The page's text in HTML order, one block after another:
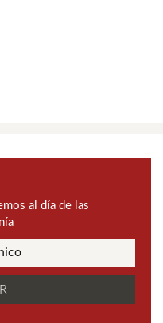
al día de las